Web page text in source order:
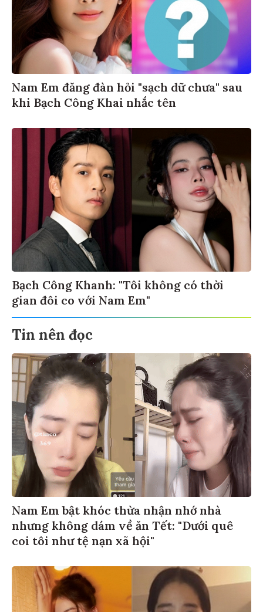
Nam Em đăng đàn hỏi "sạch dữ chưa" sau
khi Bạch Công Khai nhắc tên
Bạch Công Khanh: "Tôi không có thời
gian đôi co với Nam Em"
Tin nên đọc
Nam Em bật khóc thừa nhận nhớ nhà
nhưng không dám về ăn Tết: "Dưới quê
coi tôi như tệ nạn xã hội"